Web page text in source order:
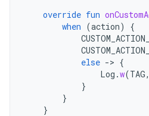
override fun
when (action)
{
else -> {
Log .w(TAG,
}
}
}